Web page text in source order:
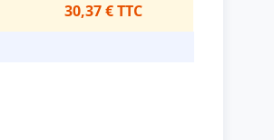
30,37 € TTC